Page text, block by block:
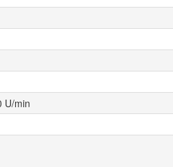
U/min